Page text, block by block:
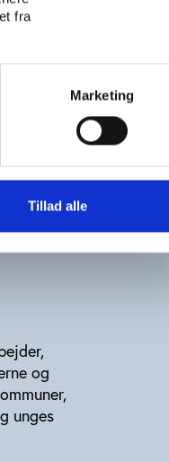
fra
Marketing
Tillad alle
DGI
og
unges